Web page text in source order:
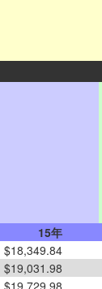
15年
$18,349.84
$19,031.98
$19,729.98